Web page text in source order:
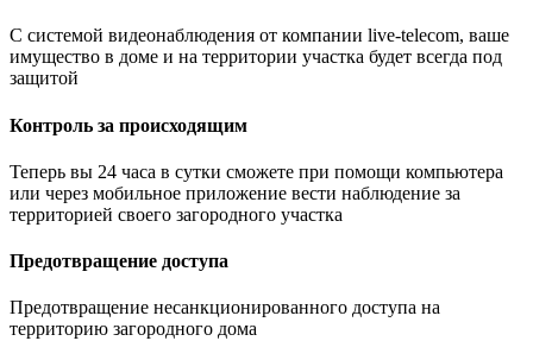
С системой видеонаблюдения от компании live-telecom, ваше
имущество в доме и на территории участка будет всегда под
защитой
Контроль за происходящим
Теперь вы 24 часа в сутки сможете при помощи компьютера
или через мобильное приложение вести наблюдение за
территорией своего загородного участка
Предотвращение доступа
Предотвращение несанкционированного доступа на
территорию загородного дома